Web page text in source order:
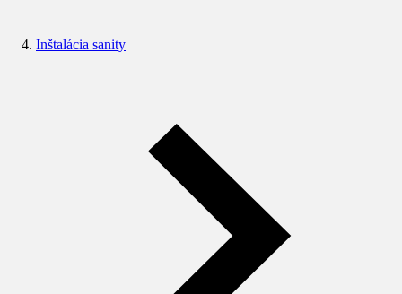
Inštalácia sanity